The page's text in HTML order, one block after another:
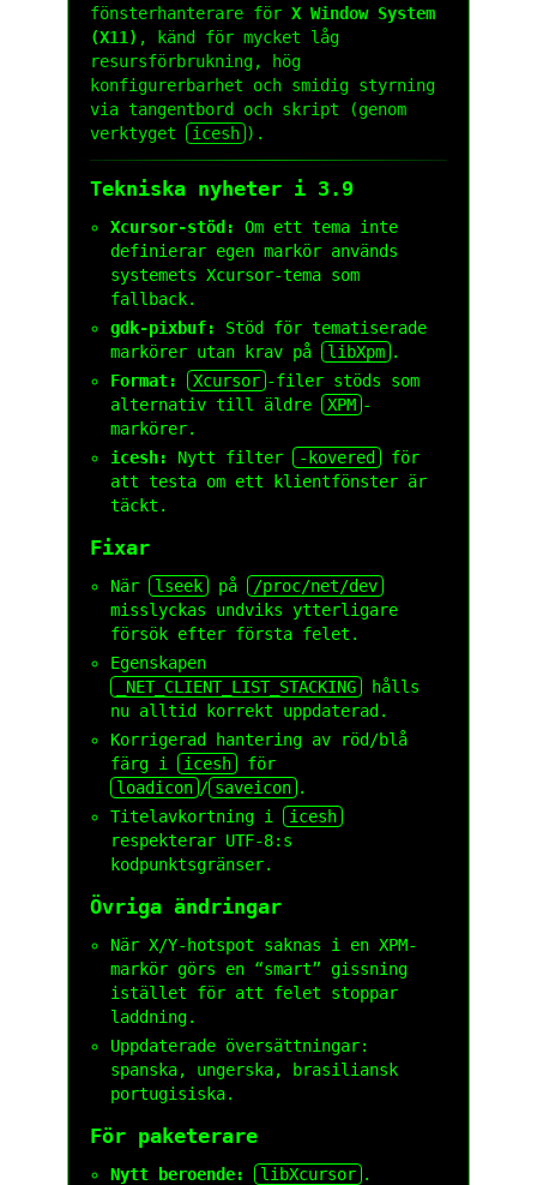
fönsterhanterare för X Window System
(X11) , känd för mycket låg
resursförbrukning, hög
konfigurerbarhet och smidig styrning
via tangentbord och skript (genom
verktyget
icesh ).
Tekniska nyheter i 3.9
Xcursor-stöd:
Om ett tema inte
definierar egen markör används
systemets Xcursor-tema som
fallback.
gdk-pixbuf:
Stöd för tematiserade
markörer utan krav på libXpm .
Format:
Xcursor -filer stöds som
alternativ till äldre XPM -
markörer.
icesh:
Nytt filter -kovered
för
att testa om ett klientfönster är
täckt.
Fixar
När lseek på /proc/net/dev
misslyckas undviks ytterligare
försök efter första felet.
Egenskapen
_NET_CLIENT_LIST_STACKING
hålls
nu alltid korrekt uppdaterad.
Korrigerad hantering av röd/blå
färg i icesh
för
loadicon / saveicon .
Titelavkortning i icesh
respekterar UTF-8:s
kodpunktsgränser.
Övriga ändringar
När X/Y-hotspot saknas i en XPM-
markör görs en “smart” gissning
istället för att felet stoppar
laddning.
Uppdaterade översättningar:
spanska, ungerska, brasiliansk
portugisiska.
För paketerare
Nytt beroende: libXcursor .